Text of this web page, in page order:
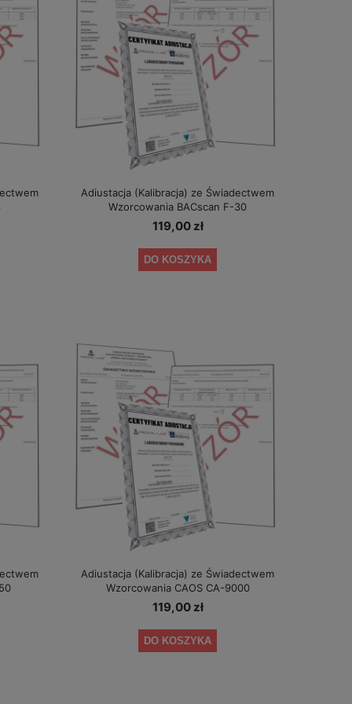
Adiustacja (Kalibracja) ze Świadectwem
Wzorcowania BACscan F-30
119,00 zł
DO KOSZYKA
Adiustacja (Kalibracja) ze Świadectwem
Wzorcowania CAOS CA-9000
119,00 zł
DO KOSZYKA